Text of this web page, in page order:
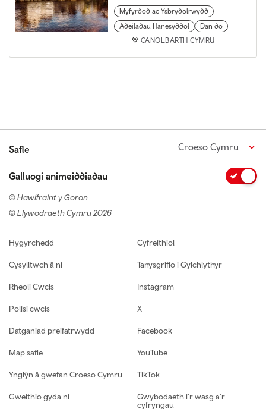
Myfyrdod ac Ysbrydolrwydd
Adeiladau Hanesyddol
Dan do
CANOLBARTH CYMRU
Safle Croeso Cymru
Galluogi animeiddiadau
© Hawlfraint y Goron
© Llywodraeth Cymru 2026
Footer navigation
Hygyrchedd
Cysylltwch â ni
Rheoli Cwcis
Polisi cwcis
Datganiad preifatrwydd
Map safle
Ynglŷn â gwefan Croeso Cymru
Gweithio gyda ni
Cyfreithiol
Tanysgrifio i Gylchlythyr
Instagram
X
Facebook
YouTube
TikTok
Gwybodaeth i'r wasg a'r
cyfryngau